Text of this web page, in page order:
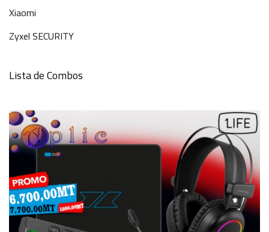
Xiaomi
Zyxel SECURITY
Lista de Combos